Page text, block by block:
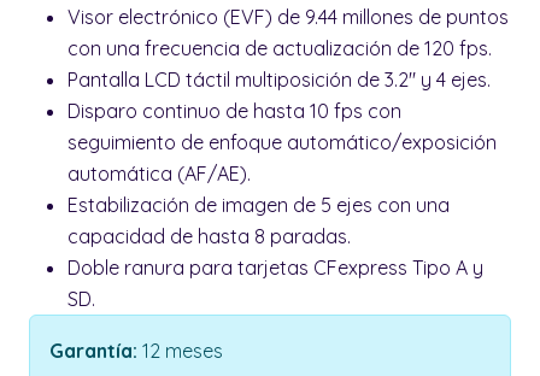
Visor electrónico (EVF) de 9.44 millones de puntos
con una frecuencia de actualización de 120 fps.
Pantalla LCD táctil multiposición de 3.2" y 4 ejes.
Disparo continuo de hasta 10 fps con
seguimiento de enfoque automático/exposición
automática (AF/AE).
Estabilización de imagen de 5 ejes con una
capacidad de hasta 8 paradas.
Doble ranura para tarjetas CFexpress Tipo A y
SD.
Garantía: 12 meses